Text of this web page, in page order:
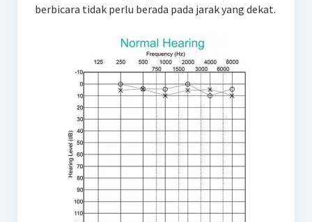
berbicara tidak perlu berada pada jarak yang dekat.